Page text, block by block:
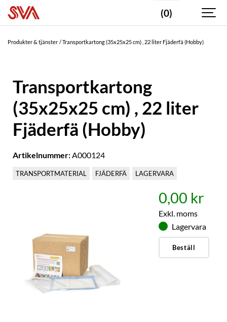
(0)
Produkter & tjänster Transportkartong (35x25x25 cm) , 22 liter Fjäderfä (Hobby)
Transportkartong
(35x25x25 cm) , 22 liter
Fjäderfä (Hobby)
Artikelnummer:A000124
TRANSPORTMATERIAL FJÄDERFÄ LAGERVARA
0,00 kr
Exkl. moms
Lagervara
Beställ